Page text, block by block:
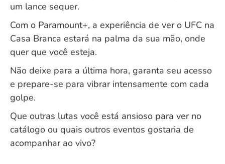
um lance sequer.
Com o Paramount+, a experiência de ver o UFC na
Casa Branca estará na palma da sua mão, onde
quer que você esteja.
Não deixe para a última hora, garanta seu acesso
e prepare-se para vibrar intensamente com cada
golpe.
Que outras lutas você está ansioso para ver no
catálogo ou quais outros eventos gostaria de
acompanhar ao vivo?